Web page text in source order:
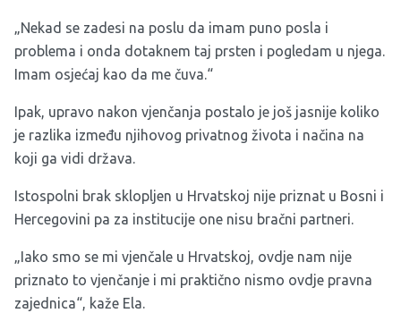
„Nekad se zadesi na poslu da imam puno posla i
problema i onda dotaknem taj prsten i pogledam u njega.
Imam osjećaj kao da me čuva.“
Ipak, upravo nakon vjenčanja postalo je još jasnije koliko
je razlika između njihovog privatnog života i načina na
koji ga vidi država.
Istospolni brak sklopljen u Hrvatskoj nije priznat u Bosni i
Hercegovini pa za institucije one nisu bračni partneri.
„Iako smo se mi vjenčale u Hrvatskoj, ovdje nam nije
priznato to vjenčanje i mi praktično nismo ovdje pravna
zajednica“, kaže Ela.